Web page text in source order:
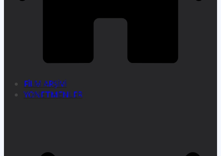
FİLM ARŞİVİ
YÖNETMENLER